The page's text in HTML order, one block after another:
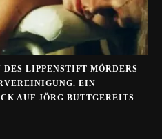
LIPPENSTIFT-MÖRDERS
EIN
AUF JÖRG BUTTGEREITS